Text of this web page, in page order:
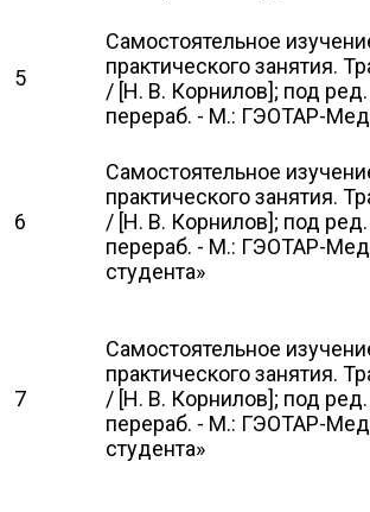
5
Самостоятельное
практического занятия.
/ [Н. В. Корнилов]; под
перераб. - М.: ГЭОТАР-
6
Самостоятельное
практического занятия.
/ [Н. В. Корнилов]; под
перераб. - М.: ГЭОТАР-
студента»
7
Самостоятельное
практического занятия.
/ [Н. В. Корнилов]; под
перераб. - М.: ГЭОТАР-
студента»